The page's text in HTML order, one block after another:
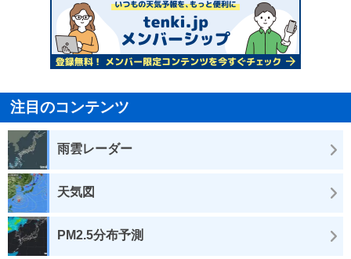
注目のコンテンツ
雨雲レーダー
天気図
PM2.5分布予測